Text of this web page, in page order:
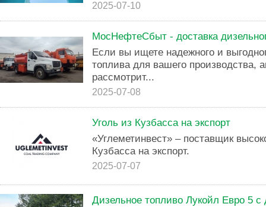
2025-07-10
МосНефтеСбыт - доставка
Если вы ищете надежного и
топлива для вашего производства,
рассмотрит...
2025-07-08
Уголь из Кузбасса на экспорт
«Углеметинвест» – поставщик
Кузбасса на экспорт.
2025-07-07
Дизельное топливо Лукойл Евро 5 с